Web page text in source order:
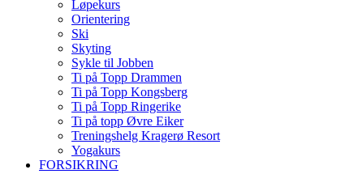
Løpekurs
Orientering
Ski
Skyting
Sykle til Jobben
Ti på Topp Drammen
Ti på Topp Kongsberg
Ti på Topp Ringerike
Ti på topp Øvre Eiker
Treningshelg Kragerø Resort
Yogakurs
FORSIKRING